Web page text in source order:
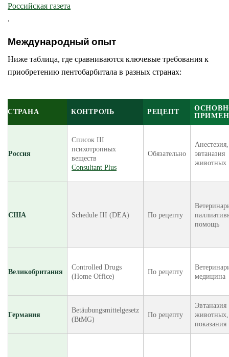
Российская газета
.
Международный опыт
Ниже таблица, где сравниваются ключевые требования к
приобретению пентобарбитала в разных странах:
СТРАНА КОНТРОЛЬ РЕЦЕПТ
Россия
Список III
психотропных
веществ
Consultant Plus
Обязательно
Анестезия,
эвтаназия
животных
США Schedule III (DEA) По рецепту
помощь
Великобритания
Controlled Drugs
(Home Office)
По рецепту
медицина
Германия
Betäubungsmittelgesetz
(BtMG)
По рецепту
Эвтаназия
животных,
показания